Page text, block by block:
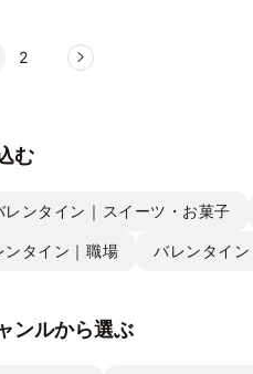
2
む
レンタイン｜スイーツ・お菓子
ンタイン｜職場 バレンタイ
ンルから選ぶ